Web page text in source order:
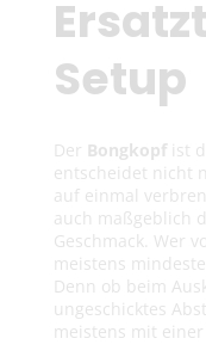
g
o
r
i
e
:
Setup
Der Bongkopf ist
entscheidet nicht
auf einmal
auch maßgeblich
Geschmack. Wer
meistens
Denn ob beim
ungeschicktes
meistens mit